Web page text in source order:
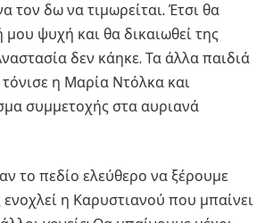
τον δω να τιμωρείται. Έτσι θα
μου ψυχή και θα δικαιωθεί της
δεν κάηκε. Τα άλλα παιδιά
η Μαρία Ντόλκα και
συμμετοχής στα αυριανά
το πεδίο ελεύθερο να ξέρουμε
η Καρυστιανού που μπαίνει